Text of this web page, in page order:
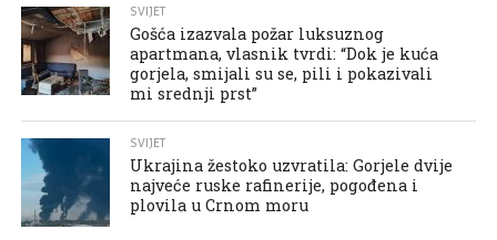
SVIJET
Gošća izazvala požar luksuznog
apartmana, vlasnik tvrdi: “Dok je kuća
gorjela, smijali su se, pili i pokazivali
mi srednji prst”
SVIJET
Ukrajina žestoko uzvratila: Gorjele dvije
najveće ruske rafinerije, pogođena i
plovila u Crnom moru